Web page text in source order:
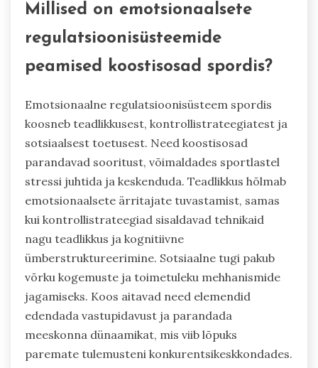
Millised on emotsionaalsete
regulatsioonisüsteemide
peamised koostisosad spordis?
Emotsionaalne regulatsioonisüsteem spordis
koosneb teadlikkusest, kontrollistrateegiatest ja
sotsiaalsest toetusest. Need koostisosad
parandavad sooritust, võimaldades sportlastel
stressi juhtida ja keskenduda. Teadlikkus hõlmab
emotsionaalsete ärritajate tuvastamist, samas
kui kontrollistrateegiad sisaldavad tehnikaid
nagu teadlikkus ja kognitiivne
ümberstruktureerimine. Sotsiaalne tugi pakub
võrku kogemuste ja toimetuleku mehhanismide
jagamiseks. Koos aitavad need elemendid
edendada vastupidavust ja parandada
meeskonna dünaamikat, mis viib lõpuks
paremate tulemusteni konkurentsikeskkondades.